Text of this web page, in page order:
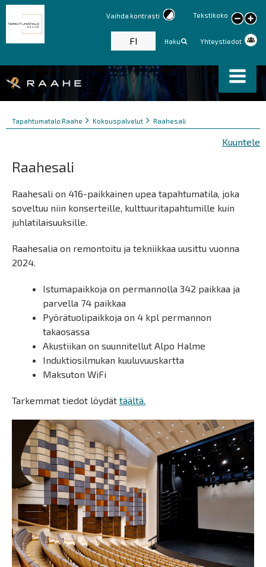
Tekstikoko
text
Vaihda kontrasti
Haku Yhteystiedot
FI
Murupolku
You
Tapahtumatalo Raahe Kokouspalvelut Raahesali
Kuuntele
Raahesali
Raahesali on 416-paikkainen upea tapahtumatila, joka
soveltuu niin konserteille, kulttuuritapahtumille kuin
juhlatilaisuuksille.
Raahesalia on remontoitu ja tekniikkaa uusittu vuonna
2024.
Istumapaikkoja on permannolla 342 paikkaa ja
parvella 74 paikkaa
Pyörätuolipaikkoja on 4 kpl permannon
takaosassa
Akustiikan on suunnitellut Alpo Halme
Induktiosilmukan kuuluvuuskartta
Maksuton WiFi
Tarkemmat tiedot löydät täältä.